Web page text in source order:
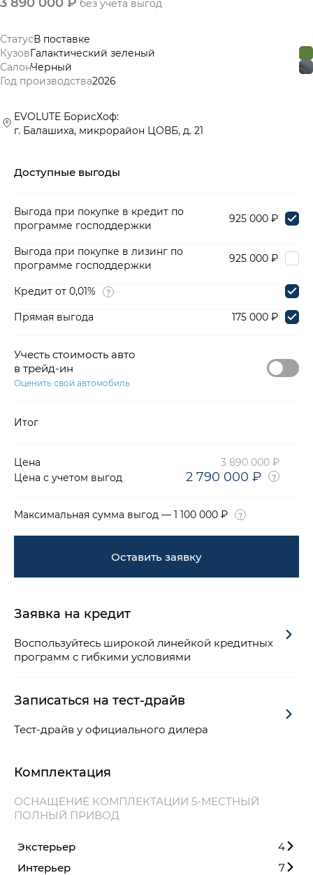
без учёта выгод
СтатусВ поставке
КузовГалактический зеленый
СалонЧерный
Год производства2026
EVOLUTE БорисХоф:
г. Балашиха, микрорайон ЦОВБ, д. 21
Доступные выгоды
Выгода при покупке в кредит по
программе господдержки
925 000 ₽
Выгода при покупке в лизинг по
программе господдержки
925 000 ₽
Кредит от 0,01%
Прямая выгода
175 000 ₽
Учесть стоимость авто
в трейд-ин
Оценить свой автомобиль
Итог
Цена
3 890 000 ₽
Цена с учетом выгод
2 790 000 ₽
Максимальная сумма выгод — 1 100 000 ₽
Оставить заявку
Заявка на кредит
Воспользуйтесь широкой линейкой кредитных
программ с гибкими условиями
Записаться на тест-драйв
Тест-драйв у официального дилера
Комплектация
ОСНАЩЕНИЕ КОМПЛЕКТАЦИИ 5-МЕСТНЫЙ
ПОЛНЫЙ ПРИВОД
Экстерьер
4
Интерьер
7